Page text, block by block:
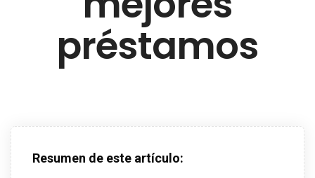
préstamos
Resumen de este artículo: